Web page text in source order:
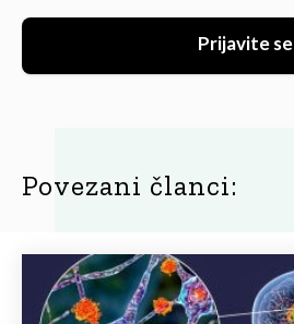
Prijavite se
Povezani članci: